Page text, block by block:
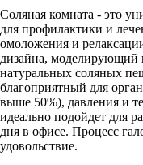
Соляная комната - это
для профилактики и
омоложения и
дизайна,
натуральных соляных
благоприятный для
выше 50%), давления и
идеально подойдет для
дня в офисе. Процесс
удовольствие.